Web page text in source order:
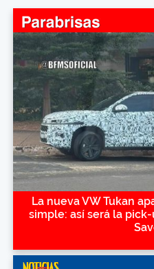
La nueva VW Tukan
simple: así será la